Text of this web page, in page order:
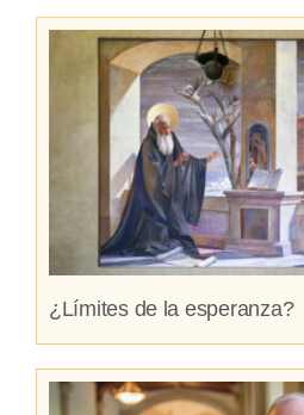
¿Límites de la esperanza?